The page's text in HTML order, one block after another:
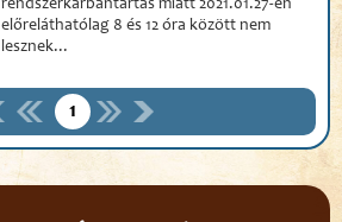
rendszerkarbantartás miatt 2021.01.27-én
előreláthatólag 8 és 12 óra között nem
lesznek...
1